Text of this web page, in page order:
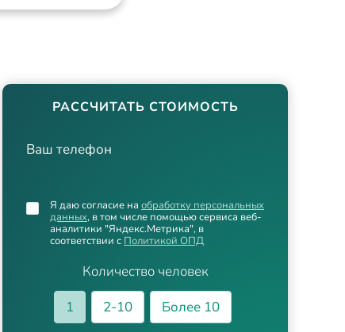
РАССЧИТАТЬ СТОИМОСТЬ
Ваш телефон
Количество человек
1
2-10
Более 10
Я даю согласие на обработку персональных
данных, в том числе помощью сервиса веб-
аналитики "Яндекс.Метрика", в
соответствии с Политикой ОПД